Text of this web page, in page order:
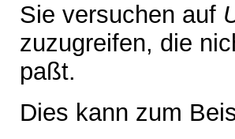
Sie versuchen auf
zuzugreifen, die
paßt.
Dies kann zum